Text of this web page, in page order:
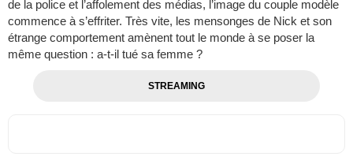
de la police et l’affolement des médias, l’image du couple modèle
commence à s’effriter. Très vite, les mensonges de Nick et son
étrange comportement amènent tout le monde à se poser la
même question : a-t-il tué sa femme ?
STREAMING